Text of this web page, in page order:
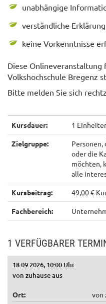
unabhängige
verständliche
keine Vorkenntnisse
Diese
Volkshochschule Bregenz
Bitte melden Sie sich
Kursdauer: 1
Zielgruppe:
oder die
möchten,
alle
Kursbeitrag: 49,00 €
Fachbereich:
1 VERFÜGBARER
18.09.2026, 10:00 Uhr
von zuhause aus
Ort:
von